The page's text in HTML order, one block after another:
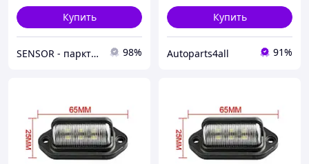
Купить
SENSOR - парктроники, ручки КПП, переключатели, автоаксессуары 98%
Купить
Autoparts4all 91%